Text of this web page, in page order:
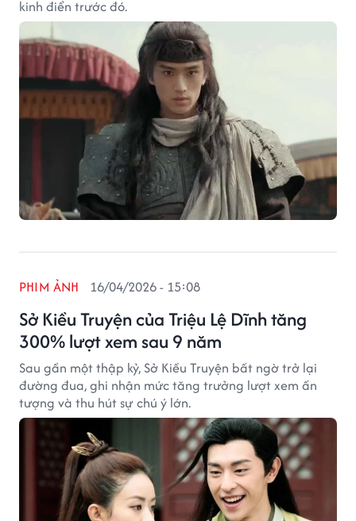
kinh điển trước đó.
Sở Kiều Truyện của Triệu Lệ Dĩnh tăng
300% lượt xem sau 9 năm
PHIM ẢNH 16/04/2026 - 15:08
Sau gần một thập kỷ, Sở Kiều Truyện bất ngờ trở lại
đường đua, ghi nhận mức tăng trưởng lượt xem ấn
tượng và thu hút sự chú ý lớn.